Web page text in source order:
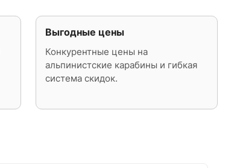
Выгодные цены
Конкурентные цены на
альпинистские карабины и гибкая
система скидок.